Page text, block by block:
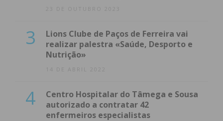
23 DE OUTUBRO 2023
3
Lions Clube de Paços de Ferreira vai
realizar palestra «Saúde, Desporto e
Nutrição»
14 DE ABRIL 2022
4
Centro Hospitalar do Tâmega e Sousa
autorizado a contratar 42
enfermeiros especialistas